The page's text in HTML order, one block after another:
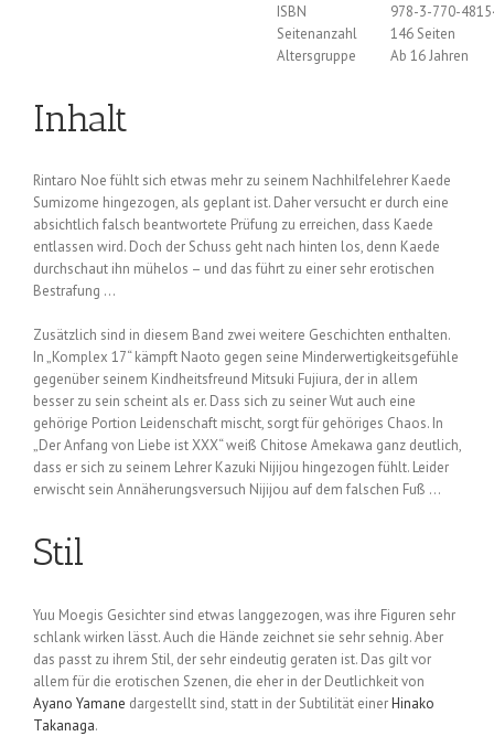
ISBN
978-3-770-
Seitenanzahl
146 Seiten
Altersgruppe
Ab 16 Jahren
Inhalt
Rintaro Noe fühlt sich etwas mehr zu seinem Nachhilfelehrer Kaede
Sumizome hingezogen, als geplant ist. Daher versucht er durch eine
absichtlich falsch beantwortete Prüfung zu erreichen, dass Kaede
entlassen wird. Doch der Schuss geht nach hinten los, denn Kaede
durchschaut ihn mühelos – und das führt zu einer sehr erotischen
Bestrafung …
Zusätzlich sind in diesem Band zwei weitere Geschichten enthalten.
In „Komplex 17“ kämpft Naoto gegen seine Minderwertigkeitsgefühle
gegenüber seinem Kindheitsfreund Mitsuki Fujiura, der in allem
besser zu sein scheint als er. Dass sich zu seiner Wut auch eine
gehörige Portion Leidenschaft mischt, sorgt für gehöriges Chaos. In
„Der Anfang von Liebe ist XXX“ weiß Chitose Amekawa ganz deutlich,
dass er sich zu seinem Lehrer Kazuki Nijijou hingezogen fühlt. Leider
erwischt sein Annäherungsversuch Nijijou auf dem falschen Fuß …
Stil
Yuu Moegis Gesichter sind etwas langgezogen, was ihre Figuren sehr
schlank wirken lässt. Auch die Hände zeichnet sie sehr sehnig. Aber
das passt zu ihrem Stil, der sehr eindeutig geraten ist. Das gilt vor
allem für die erotischen Szenen, die eher in der Deutlichkeit von
Ayano Yamane dargestellt sind, statt in der Subtilität einerHinako
Takanaga.